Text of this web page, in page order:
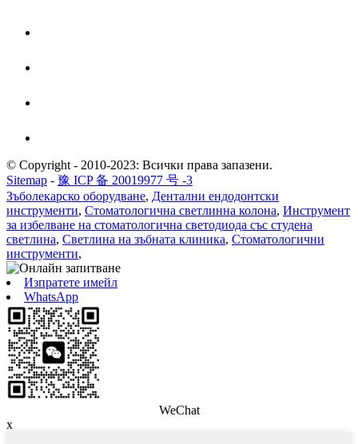
© Copyright - 2010-2023: Всички права запазени.
Sitemap - 豫 ICP 备 20019977 号 -3
Зъболекарско оборудване, Дентални ендодонтски
инструменти, Стоматологична светлинна колона, Инструмент
за избелване на стоматологична светодиода със студена
светлина, Светлина на зъбната клиника, Стоматологични
инструменти,
Изпратете имейл
WhatsApp
WeChat
x